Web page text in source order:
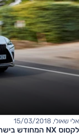
אלי שאולי, 15/03/2018
לקסוס NX המחודש בישראל – החל מ-275,000 שקלים